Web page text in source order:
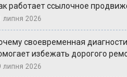
работает ссылочное
липня 2026
своевременная
избежать дорогого
липня 2026